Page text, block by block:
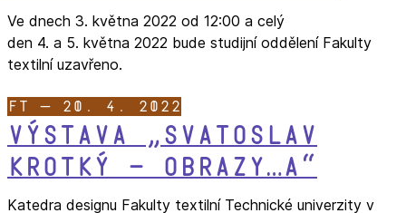
Ve dnech 3. května 2022 od 12:00 a celý
den 4. a 5. května 2022 bude studijní oddělení Fakulty
textilní uzavřeno.
Výstava „Svatoslav
Krotký – OBRAZY…A“
FT — 20. 4. 2022
Katedra designu Fakulty textilní Technické univerzity v